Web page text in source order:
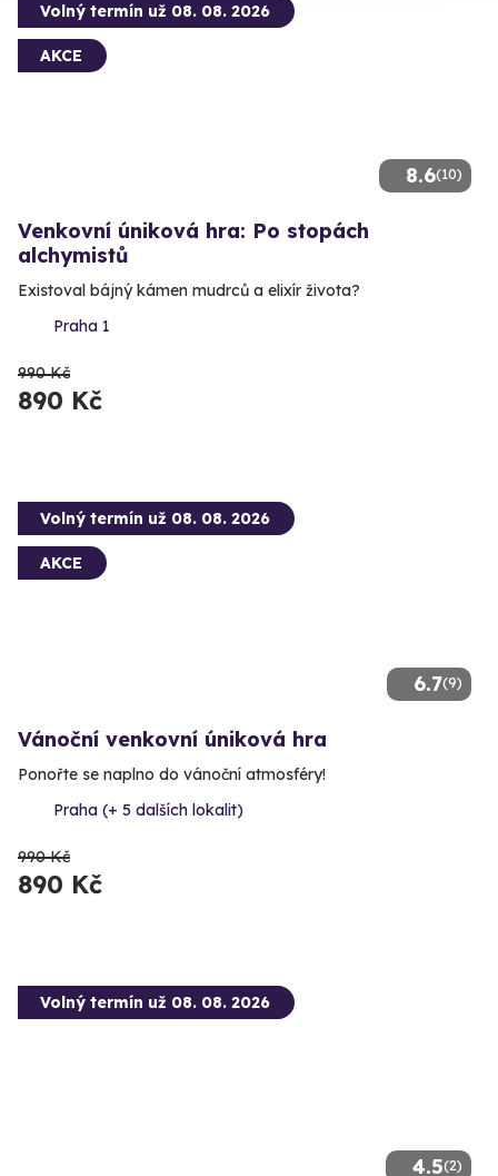
8.6(10)
Volný termín už 08. 08. 2026
AKCE
Venkovní úniková hra: Po stopách
alchymistů
Existoval bájný kámen mudrců a elixír života?
Praha 1
990 Kč
890 Kč
6.7(9)
Volný termín už 08. 08. 2026
AKCE
Vánoční venkovní úniková hra
Ponořte se naplno do vánoční atmosféry!
Praha (+ 5 dalších lokalit)
990 Kč
890 Kč
4.5(2)
Volný termín už 08. 08. 2026